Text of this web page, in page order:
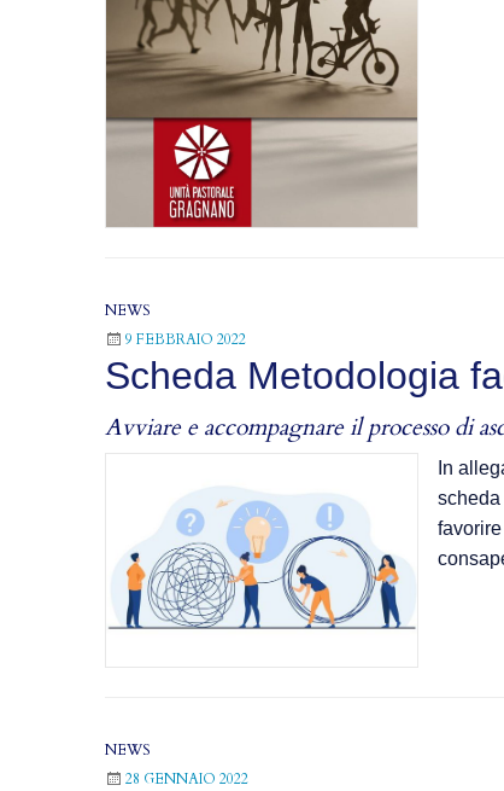
NEWS
9 FEBBRAIO 2022
Scheda Metodologia
Avviare e accompagnare il processo di
In
NEWS
28 GENNAIO 2022